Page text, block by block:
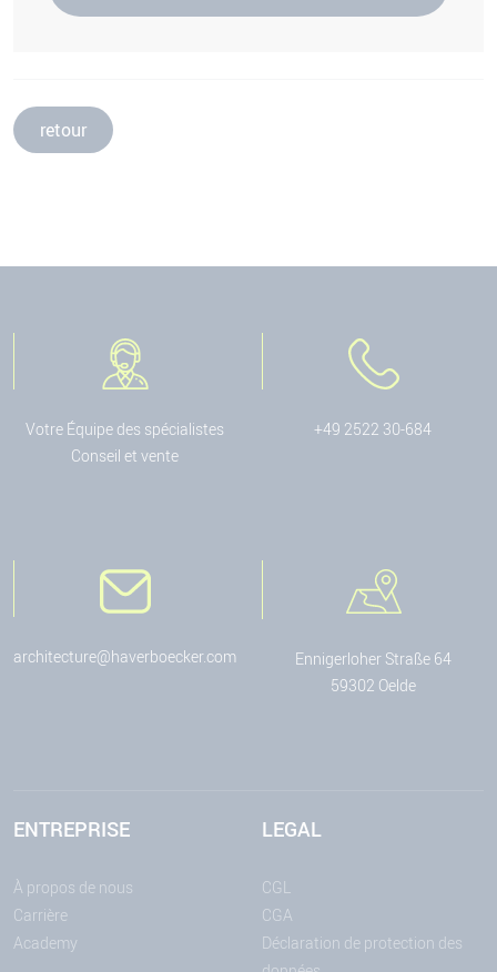
retour
Votre Équipe des spécialistes
Conseil et vente
+49 2522 30-684
architecture@haverboecker.com
Ennigerloher Straße 64
59302 Oelde
ENTREPRISE
À propos de nous
Carrière
Academy
LEGAL
CGL
CGA
Déclaration de protection des